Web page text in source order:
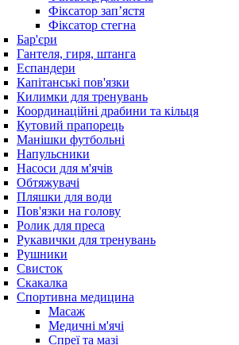
Фіксатор запʼястя
Фіксатор стегна
Бар'єри
Гантеля, гиря, штанга
Еспандери
Капітанські пов'язки
Килимки для тренувань
Координаційні драбини та кільця
Кутовий прапорець
Манішки футбольні
Напульсники
Насоси для м'ячів
Обтяжувачі
Пляшки для води
Пов'язки на голову
Ролик для преса
Рукавички для тренувань
Рушники
Свисток
Скакалка
Спортивна медицина
Масаж
Медичні м'ячі
Спреї та мазі